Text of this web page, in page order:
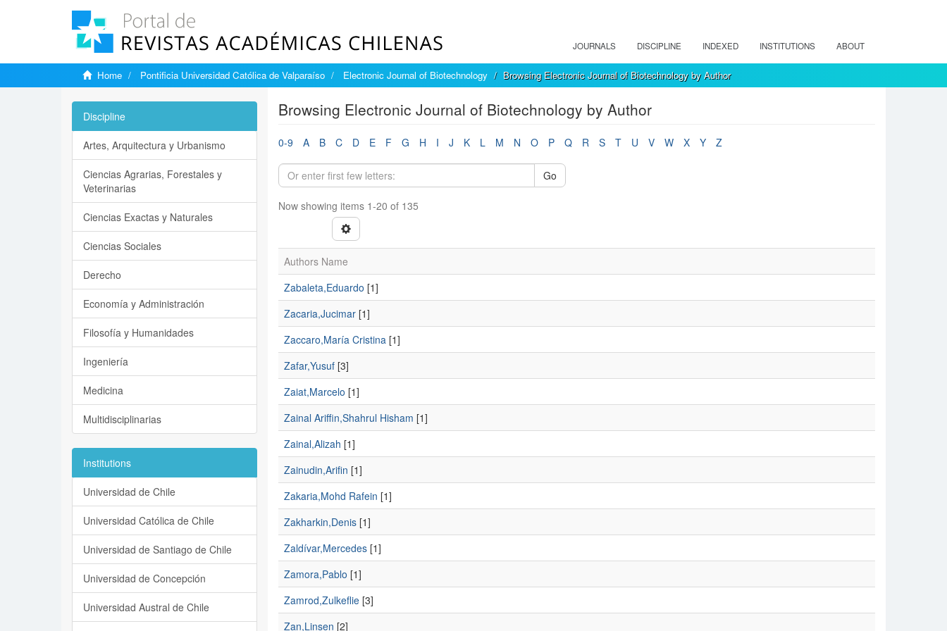
JOURNALS DISCIPLINE INDEXED INSTITUTIONS ABOUT
Home Pontificia Universidad Católica de Valparaíso Electronic Journal of Biotechnology Browsing Electronic Journal of Biotechnology by Author
Browsing Electronic Journal of Biotechnology by Author
0-9 A B C D E F G H I J K L M N O P Q R S T U V W X Y Z
Go
Now showing items 1-20 of 135
Authors Name
Zabaleta,Eduardo [1]
Zacaria,Jucimar[1]
Zaccaro,María Cristina[1]
Zafar,Yusuf[3]
Zaiat,Marcelo [1]
Zainal Ariffin,Shahrul Hisham [1]
Zainal,Alizah [1]
Zainudin,Arifin [1]
Zakaria,Mohd Rafein [1]
Zakharkin,Denis[1]
Zaldívar,Mercedes[1]
Zamora,Pablo [1]
Zamrod,Zulkeflie[3]
Zan,Linsen [2]
Discipline
Artes, Arquitectura y Urbanismo
Ciencias Agrarias, Forestales y
Veterinarias
Ciencias Exactas y Naturales
Ciencias Sociales
Derecho
Economía y Administración
Filosofía y Humanidades
Ingeniería
Medicina
Multidisciplinarias
Institutions
Universidad de Chile
Universidad Católica de Chile
Universidad de Santiago de Chile
Universidad de Concepción
Universidad Austral de Chile